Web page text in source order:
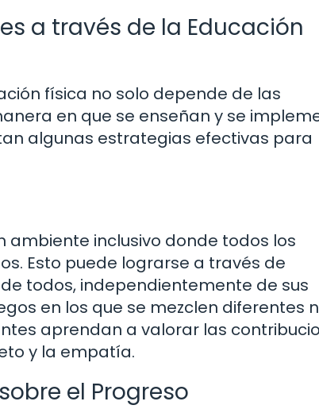
a través de la Educación
física no solo depende de las
en que se enseñan y se
algunas estrategias efectivas para
ambiente inclusivo donde todos los
Esto puede lograrse a través de
todos, independientemente de sus
en los que se mezclen diferentes
aprendan a valorar las
y la empatía.
el Progreso